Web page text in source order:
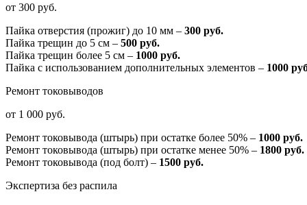
от 300 руб.
Пайка отверстия (прожиг) до 10 мм – 300 руб.
Пайка трещин до 5 см – 500 руб.
Пайка трещин более 5 см – 1000 руб.
Пайка с использованием дополнительных элементов – 1000
Ремонт токовыводов
от 1 000 руб.
Ремонт токовывода (штырь) при остатке более 50% – 1000 руб.
Ремонт токовывода (штырь) при остатке менее 50% – 1800 руб.
Ремонт токовывода (под болт) – 1500 руб.
Экспертиза без распила